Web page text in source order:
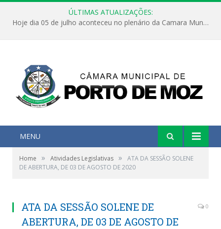
ÚLTIMAS ATUALIZAÇÕES:
Hoje dia 05 de julho aconteceu no plenário da Camara Municipal de Porto de Moz a Sessão Solene de Abertura dos Trabalhos Legislativos 2º Período da 23ª Legislatura
MENU
Home » Atividades Legislativas »
ATA DA SESSÃO SOLENE
DE ABERTURA, DE 03 DE AGOSTO DE 2020
ATA DA SESSÃO SOLENE DE
ABERTURA, DE 03 DE AGOSTO DE
0